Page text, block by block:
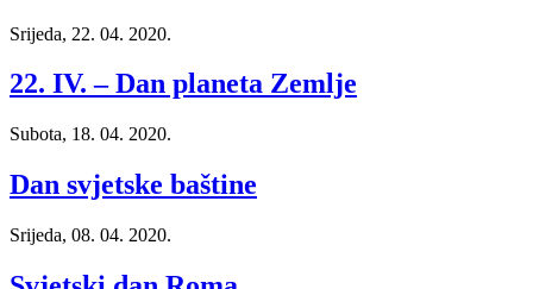
Srijeda, 22. 04. 2020.
22. IV. – Dan planeta Zemlje
Subota, 18. 04. 2020.
Dan svjetske baštine
Srijeda, 08. 04. 2020.